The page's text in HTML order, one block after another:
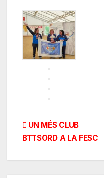
Navegación
UN MÉS CLUB
BTTSORD A LA FESC